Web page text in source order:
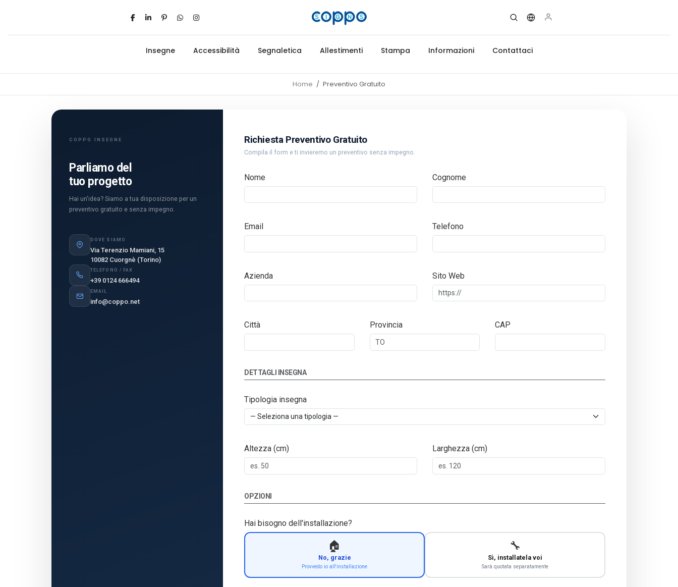
Insegne Accessibilità Segnaletica Allestimenti Stampa Informazioni Contattaci
Home Preventivo Gratuito
COPPO INSEGNE
Parliamo del
tuo progetto
Hai un'idea? Siamo a tua disposizione per un
preventivo gratuito e senza impegno.
DOVE SIAMO
Via Terenzio Mamiani, 15
10082 Cuorgnè (Torino)
TELEFONO / FAX
+39 0124 666494
EMAIL
info@coppo.net
Richiesta Preventivo Gratuito
Compila il form e ti invieremo un preventivo senza impegno.
Nome Cognome
Email Telefono
Azienda Sito Web
Città Provincia CAP
DETTAGLI INSEGNA
Tipologia insegna
Altezza (cm) Larghezza (cm)
OPZIONI
Hai bisogno dell'installazione?
🏠
No, grazie
Provvedo io all'installazione
🔧
Sì, installatela voi
Sarà quotata separatamente